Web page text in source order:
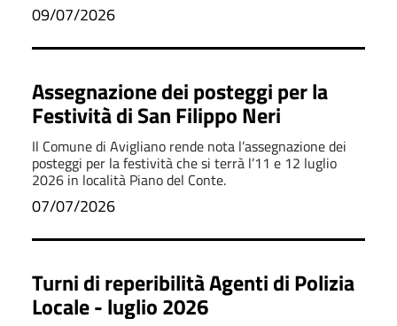
09/07/2026
Assegnazione dei posteggi per la
Festività di San Filippo Neri
Il Comune di Avigliano rende nota l’assegnazione dei
posteggi per la festività che si terrà l’11 e 12 luglio
2026 in località Piano del Conte.
07/07/2026
Turni di reperibilità Agenti di Polizia
Locale - luglio 2026